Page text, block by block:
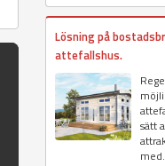
Lösning på
attefallshus.
sätt